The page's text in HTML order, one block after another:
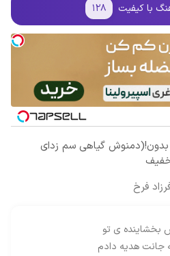
با کیفیت ۱۲۸
بدون!(دمنوش گیاهی سم زدای
فرخ
بخشاینده ی تو
جانت هدیه دادم